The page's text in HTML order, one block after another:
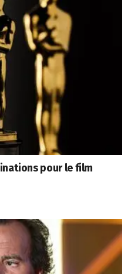
pour le film